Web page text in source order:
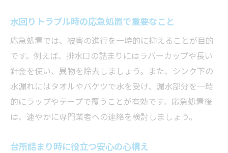
水回りトラブル時の応急処置で重要なこと
応急処置では、被害の進行を一時的に抑えることが目的
です。例えば、排水口の詰まりにはラバーカップや長い
針金を使い、異物を除去しましょう。また、シンク下の
水漏れにはタオルやバケツで水を受け、漏水部分を一時
的にラップやテープで覆うことが有効です。応急処置後
は、速やかに専門業者への連絡を検討しましょう。
台所詰まり時に役立つ安心の心構え